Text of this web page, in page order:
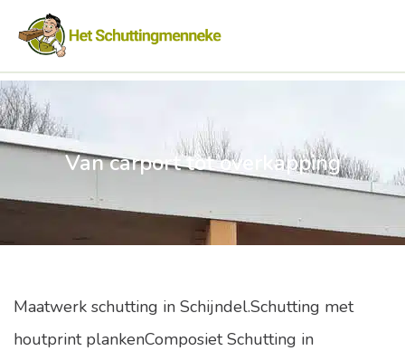
Van carport tot overkapping
Maatwerk schutting in Schijndel.Schutting met
houtprint plankenComposiet Schutting in